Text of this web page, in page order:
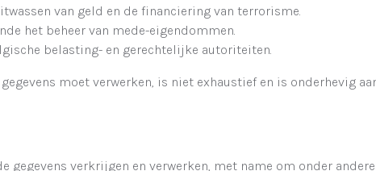
van geld en de financiering van terrorisme.
het beheer van mede-eigendommen.
belasting- en gerechtelijke autoriteiten.
moet verwerken, is niet exhaustief en is onderhevig
verkrijgen en verwerken, met name om onder